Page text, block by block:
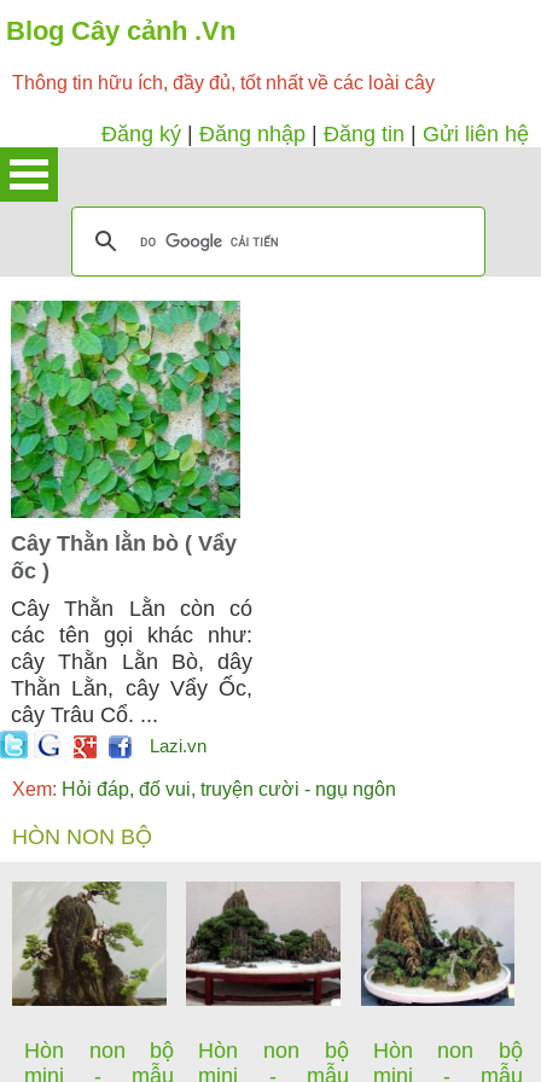
Blog Cây cảnh .Vn
Thông tin hữu ích, đầy đủ, tốt nhất về các loài cây
Đăng ký Đăng nhập Đăng tin Gửi liên hệ
Cây Thằn lằn bò ( Vẩy
ốc )
Cây Thằn Lằn còn có
các tên gọi khác như:
cây Thằn Lằn Bò, dây
Thằn Lằn, cây Vẩy Ốc,
cây Trâu Cổ. ...
Lazi.vn
Xem: Hỏi đáp, đố vui, truyện cười - ngụ ngôn
HÒN NON BỘ
Hòn non bộ
mini - mẫu
Hòn non bộ
mini - mẫu
Hòn non bộ
mini - mẫu